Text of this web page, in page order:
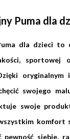
Puma dla
dla dzieci to
sportowej
swojego
swoje
komfort
pewność siebie,